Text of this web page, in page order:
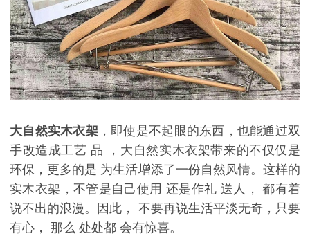
大自然实木衣架，即使是不起眼的东西，也能通过双
手改造成工艺 品
，大自然实木衣架带来的不仅仅是
环保，更多的是 为生活增添了一份自然风情。这样的
实木衣架，不管是自己使用 还是作礼 送人，
都有着
说不出的浪漫。
因此，
不要再说生活平淡无奇，只要
有心，
那么 处处都 会有惊喜。